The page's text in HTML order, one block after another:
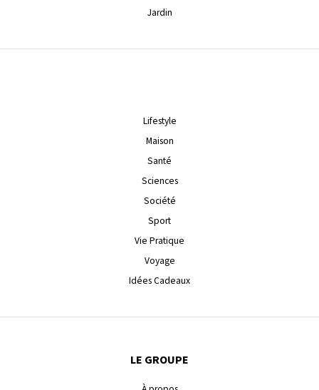
Jardin
Lifestyle
Maison
Santé
Sciences
Société
Sport
Vie Pratique
Voyage
Idées Cadeaux
LE GROUPE